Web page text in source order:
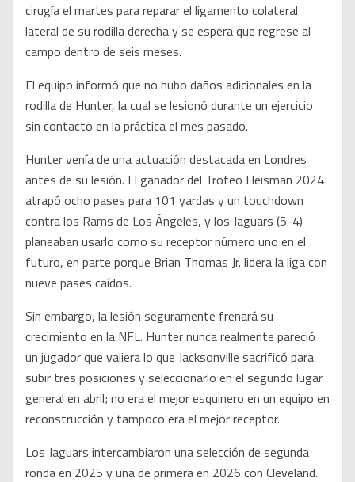
cirugía el martes para reparar el ligamento colateral
lateral de su rodilla derecha y se espera que regrese al
campo dentro de seis meses.
El equipo informó que no hubo daños adicionales en la
rodilla de Hunter, la cual se lesionó durante un ejercicio
sin contacto en la práctica el mes pasado.
Hunter venía de una actuación destacada en Londres
antes de su lesión. El ganador del Trofeo Heisman 2024
atrapó ocho pases para 101 yardas y un touchdown
contra los Rams de Los Ángeles, y los Jaguars (5-4)
planeaban usarlo como su receptor número uno en el
futuro, en parte porque Brian Thomas Jr. lidera la liga con
nueve pases caídos.
Sin embargo, la lesión seguramente frenará su
crecimiento en la NFL. Hunter nunca realmente pareció
un jugador que valiera lo que Jacksonville sacrificó para
subir tres posiciones y seleccionarlo en el segundo lugar
general en abril; no era el mejor esquinero en un equipo en
reconstrucción y tampoco era el mejor receptor.
Los Jaguars intercambiaron una selección de segunda
ronda en 2025 y una de primera en 2026 con Cleveland.